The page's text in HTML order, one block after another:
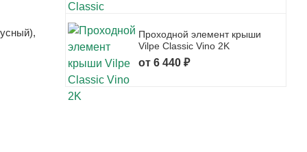
Проходной элемент крыши
Vilpe Classic Vino 2K
от 6 440 ₽